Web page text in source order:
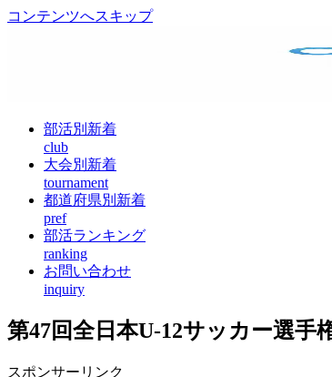
コンテンツへスキップ
部活別新着
club
大会別新着
tournament
都道府県別新着
pref
部活ランキング
ranking
お問い合わせ
inquiry
第47回全日本U-12サッカー選手
スポンサーリンク